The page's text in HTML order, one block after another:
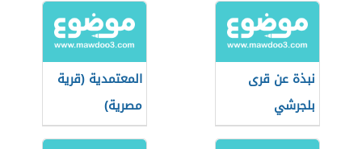
نبذة عن قرى
بلجرشي
المعتمدية (قرية
مصرية)